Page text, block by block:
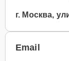
г. Москва,
Email